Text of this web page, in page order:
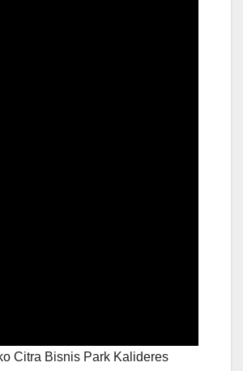
Citra Bisnis Park Kalideres